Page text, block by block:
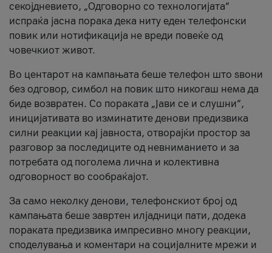
секојдневието, „Одговорно со технологијата“
испраќа јасна порака дека ниту еден телефонски
повик или нотификација не вреди повеќе од
човечкиот живот.
Во центарот на кампањата беше телефон што ѕвони
без одговор, симбол на повик што никогаш нема да
биде возвратен. Со пораката „Јави се и слушни“,
иницијативата во изминатите денови предизвика
силни реакции кај јавноста, отворајќи простор за
разговор за последиците од невниманието и за
потребата од поголема лична и колективна
одговорност во сообраќајот.
За само неколку денови, телефонскиот број од
кампањата беше завртен илјадници пати, додека
пораката предизвика импресивно многу реакции,
споделувања и коментари на социјалните мрежи и